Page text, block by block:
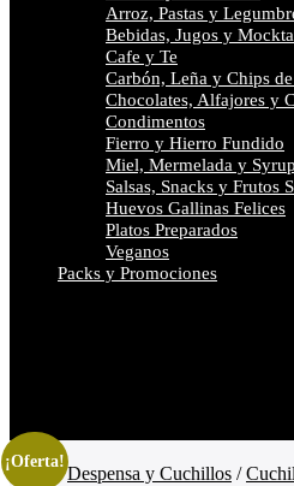
Arroz, Pastas y
Bebidas, Jugos y
Cafe y Te
Carbón, Leña y Chips
Chocolates, Alfajores y
Condimentos
Fierro y Hierro Fundido
Miel, Mermelada y Syrup
Salsas, Snacks y Frutos
Huevos Gallinas Felices
Platos Preparados
Veganos
Packs y Promociones
Inicio/Despensa y Cuchillos /
¡Oferta!